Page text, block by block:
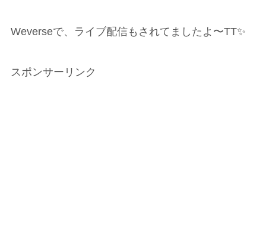
Weverseで、ライブ配信もされてましたよ〜TT✨
スポンサーリンク